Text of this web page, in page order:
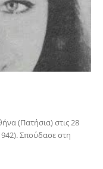
(Πατήσια) στις 28
Σπούδασε στη